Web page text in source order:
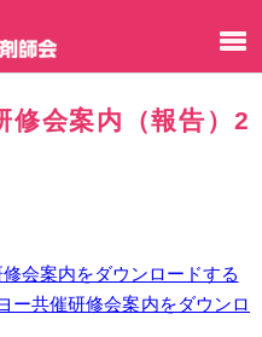
修会案内（報告）2
会案内をダウンロードする
ー共催研修会案内をダウンロ